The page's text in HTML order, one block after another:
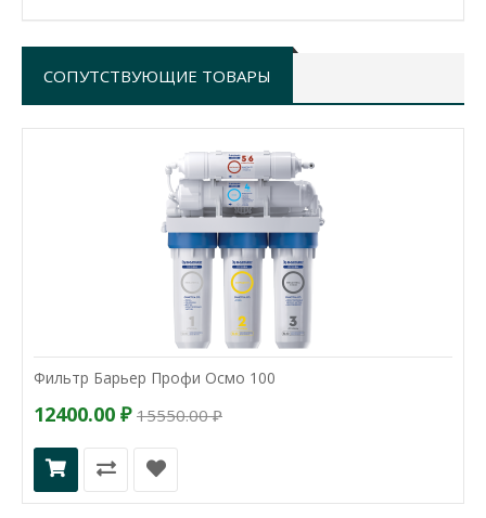
СОПУТСТВУЮЩИЕ ТОВАРЫ
Фильтр Барьер Профи Осмо 100
12400.00 ₽ 15550.00 ₽